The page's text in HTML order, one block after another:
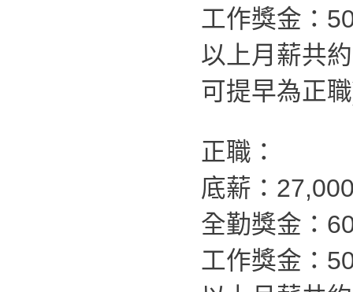
工作獎金：
以上月薪共
可提早為正
正職：
底薪：
全勤獎金：
工作獎金：